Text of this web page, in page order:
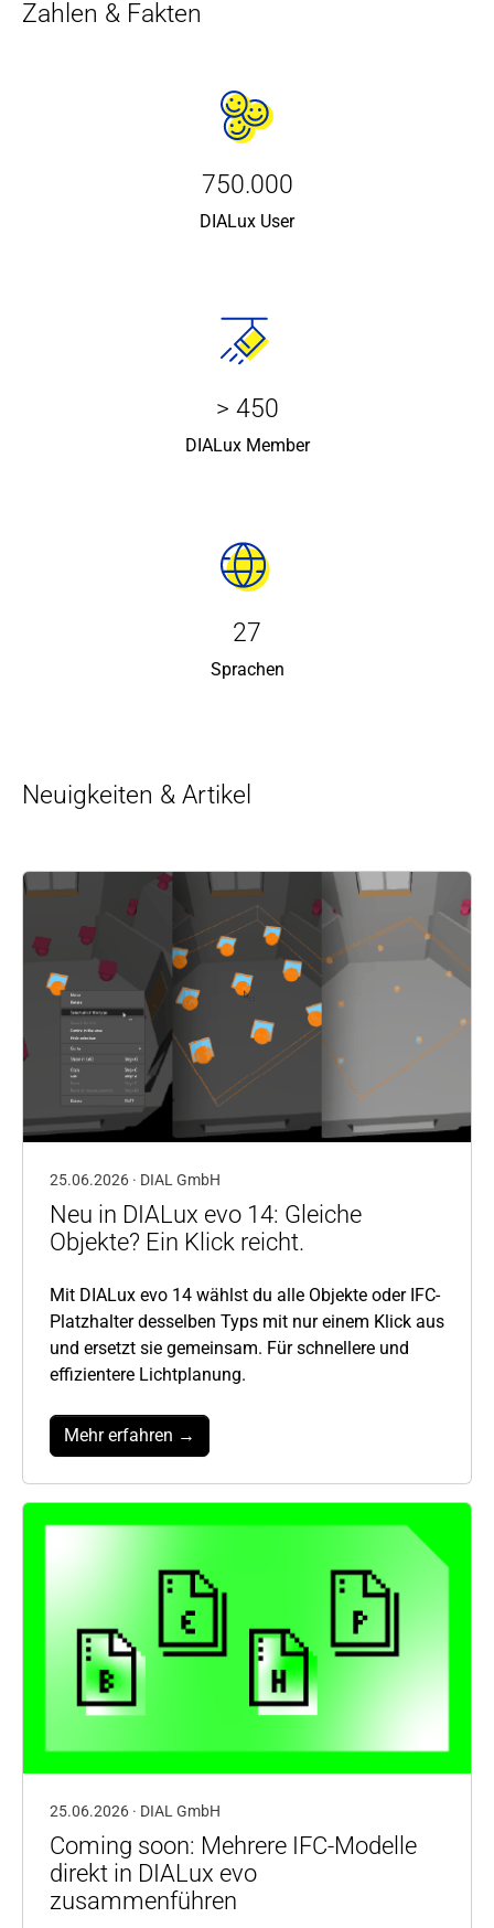
Zahlen & Fakten
750.000
DIALux User
> 450
DIALux Member
27
Sprachen
Neuigkeiten & Artikel
25.06.2026 · DIAL GmbH
Neu in DIALux evo 14: Gleiche
Objekte? Ein Klick reicht.
Mit DIALux evo 14 wählst du alle Objekte oder IFC-
Platzhalter desselben Typs mit nur einem Klick aus
und ersetzt sie gemeinsam. Für schnellere und
effizientere Lichtplanung.
Mehr erfahren →
25.06.2026 · DIAL GmbH
Coming soon: Mehrere IFC-Modelle
direkt in DIALux evo
zusammenführen